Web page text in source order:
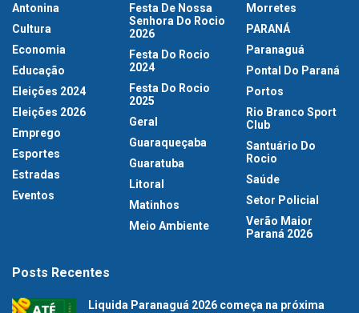
Antonina
Cultura
Economia
Educação
Eleições 2024
Eleições 2026
Emprego
Esportes
Estradas
Eventos
Festa De Nossa
Senhora Do Rocio
2026
Festa Do Rocio
2024
Festa Do Rocio
2025
Geral
Guaraqueçaba
Guaratuba
Litoral
Matinhos
Meio Ambiente
Morretes
PARANÁ
Paranaguá
Pontal Do Paraná
Portos
Rio Branco Sport
Club
Santuário Do
Rocio
Saúde
Setor Policial
Verão Maior
Paraná 2026
Posts Recentes
Liquida Paranaguá 2026 começa na próxima